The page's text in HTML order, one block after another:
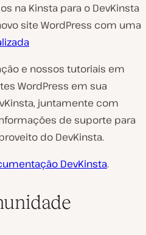
na Kinsta para o DevKinsta
site WordPress com uma
e nossos tutoriais em
WordPress em sua
juntamente com
de suporte para
do DevKinsta.
DevKinsta.